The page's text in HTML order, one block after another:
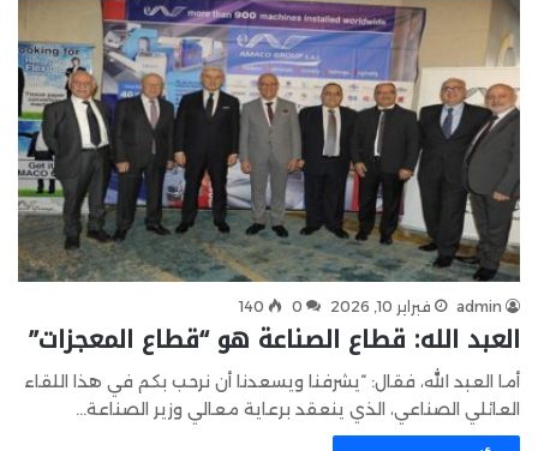
admin فبراير 10, 2026 0
140
العبد الله: قطاع الصناعة هو “قطاع المعجزات”
أما العبد الله، فقال: “يشرفنا ويسعدنا أن نرحب بكم في هذا اللقاء
العائلي الصناعي، الذي ينعقد برعاية معالي وزير الصناعة…